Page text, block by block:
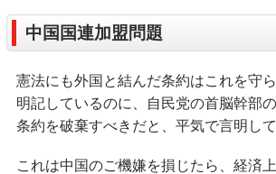
中国国連加盟問題
憲法にも外国と結んだ条約はこれを守
明記しているのに、自民党の首脳幹部
条約を破棄すべきだと、平気で言明し
これは中国のご機嫌を損じたら、経済